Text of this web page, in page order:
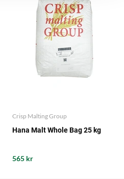
Crisp Malting Group
Hana Malt Whole Bag 25 kg
565 kr